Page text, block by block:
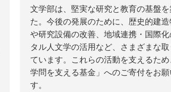
文学部は、堅実な研究と教育の基盤
た。今後の発展のために、歴史的建
や研究設備の改善、地域連携・国際
タル人文学の活用など、さまざまな
ています。これらの活動を支えるた
学問を支える基金」へのご寄付をお願
す。